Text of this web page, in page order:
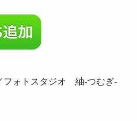
フォトスタジオ 紬-つむぎ-